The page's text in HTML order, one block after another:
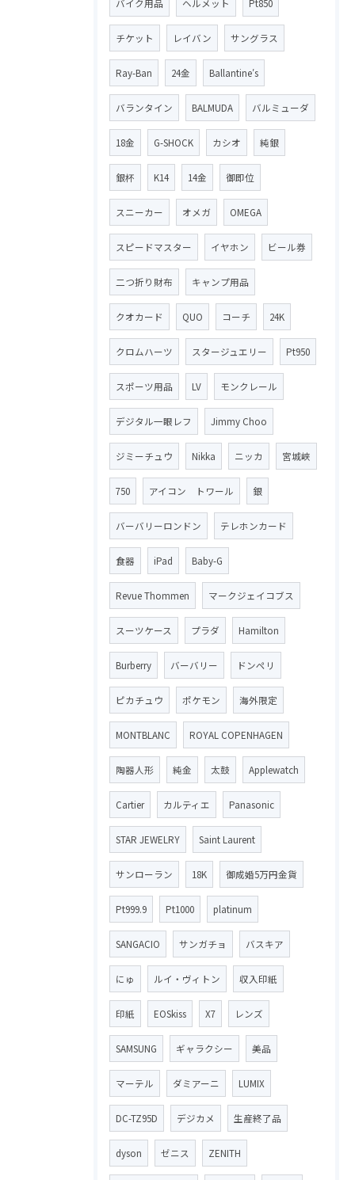
バイク用品 ヘルメット Pt850
チケット レイバン サングラス
Ray-Ban 24金 Ballantine′s
バランタイン BALMUDA バルミューダ
18金 G-SHOCK カシオ 純銀
銀杯 K14 14金 御即位
スニーカー オメガ OMEGA
スピードマスター イヤホン ビール券
二つ折り財布 キャンプ用品
クオカード QUO コーチ 24K
クロムハーツ スタージュエリー Pt950
スポーツ用品 LV モンクレール
デジタル一眼レフ Jimmy Choo
ジミーチュウ Nikka ニッカ 宮城峡
750 アイコン トワール 銀
バーバリーロンドン テレホンカード
食器 iPad Baby-G
Revue Thommen マークジェイコブス
スーツケース プラダ Hamilton
Burberry バーバリー ドンペリ
ピカチュウ ポケモン 海外限定
MONTBLANC ROYAL COPENHAGEN
陶器人形 純金 太鼓 Applewatch
Cartier カルティエ Panasonic
STAR JEWELRY Saint Laurent
サンローラン 18K 御成婚5万円金貨
Pt999.9 Pt1000 platinum
SANGACIO サンガチョ バスキア
にゅ ルイ・ヴィトン 収入印紙
印紙 EOSkiss X7 レンズ
SAMSUNG ギャラクシー 美品
マーテル ダミアーニ LUMIX
DC-TZ95D デジカメ 生産終了品
dyson ゼニス ZENITH